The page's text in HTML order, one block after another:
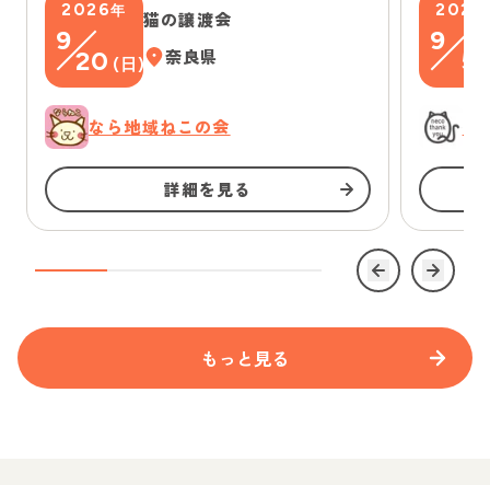
2026年
9
20 ( 日)
猫の譲渡会
奈良県
なら地域ねこの会
詳細を見る
2026
9
5
もっと見る